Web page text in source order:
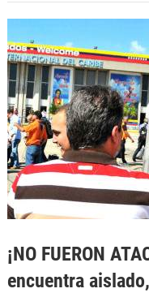
¡NO FUERON
encuentra